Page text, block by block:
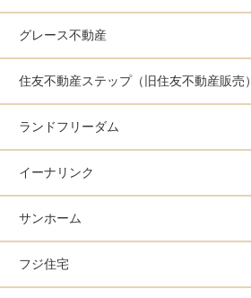
グレース不動産
住友不動産ステップ（旧住友不動産販売）
ランドフリーダム
イーナリンク
サンホーム
フジ住宅